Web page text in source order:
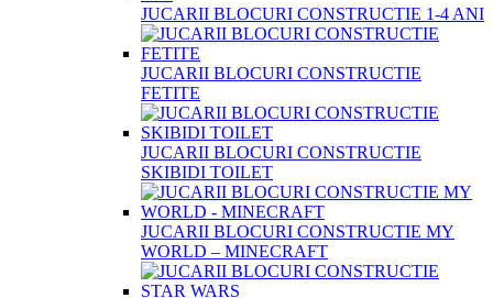
JUCARII BLOCURI CONSTRUCTIE 1-4 ANI
JUCARII BLOCURI CONSTRUCTIE
FETITE
JUCARII BLOCURI CONSTRUCTIE
SKIBIDI TOILET
JUCARII BLOCURI CONSTRUCTIE MY
WORLD – MINECRAFT